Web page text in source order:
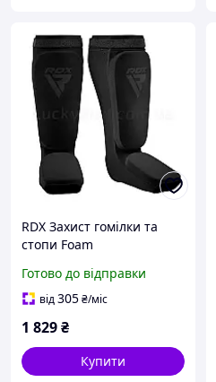
RDX Захист гомілки та
стопи Foam
Готово до відправки
від305₴/міс
1 829₴
Купити